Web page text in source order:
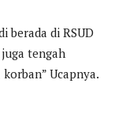
berada di RSUD
tengah
Ucapnya.